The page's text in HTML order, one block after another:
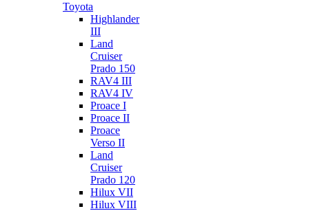
Toyota
Highlander
III
Land
Cruiser
Prado 150
RAV4 III
RAV4 IV
Proace I
Proace II
Proace
Verso II
Land
Cruiser
Prado 120
Hilux VII
Hilux VIII